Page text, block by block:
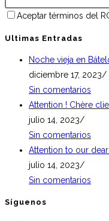
Aceptar términos del
Ultimas Entradas
Noche vieja en
diciembre 17, 2023/
Sin comentarios
Attention ! Chère
julio 14, 2023/
Sin comentarios
Attention to our
julio 14, 2023/
Sin comentarios
Síguenos